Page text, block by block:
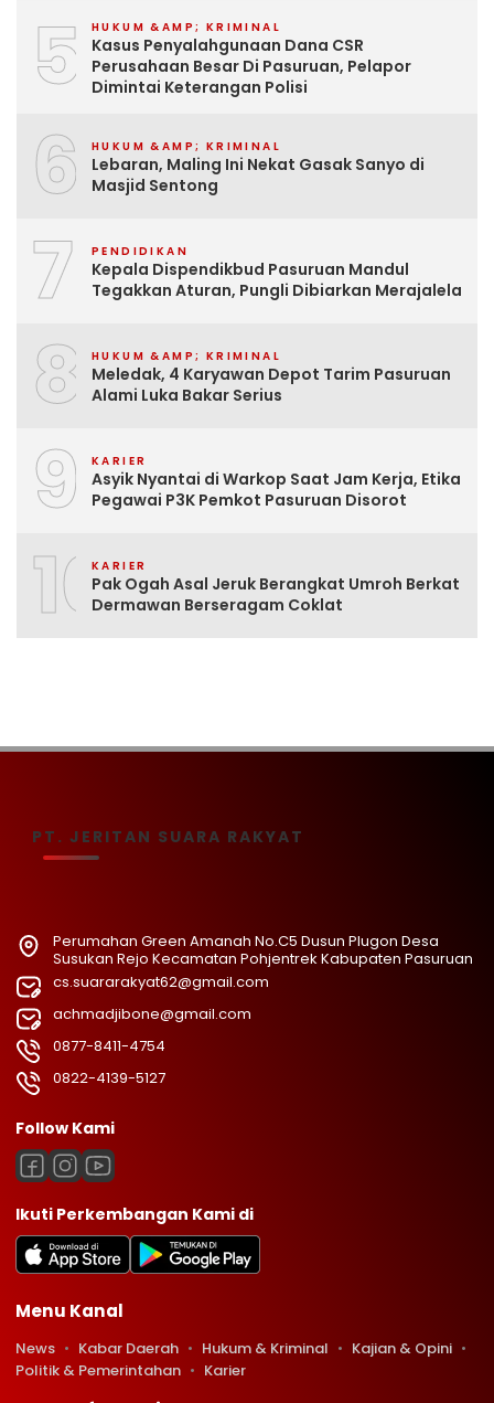
5 HUKUM &AMP; KRIMINAL
Kasus Penyalahgunaan Dana CSR
Perusahaan Besar Di Pasuruan, Pelapor
Dimintai Keterangan Polisi
6 HUKUM &AMP; KRIMINAL
Lebaran, Maling Ini Nekat Gasak Sanyo di
Masjid Sentong
7 PENDIDIKAN
Kepala Dispendikbud Pasuruan Mandul
Tegakkan Aturan, Pungli Dibiarkan Merajalela
8 HUKUM &AMP; KRIMINAL
Meledak, 4 Karyawan Depot Tarim Pasuruan
Alami Luka Bakar Serius
9 KARIER
Asyik Nyantai di Warkop Saat Jam Kerja, Etika
Pegawai P3K Pemkot Pasuruan Disorot
10KARIER
Pak Ogah Asal Jeruk Berangkat Umroh Berkat
Dermawan Berseragam Coklat
PT. JERITAN SUARA RAKYAT
Perumahan Green Amanah No.C5 Dusun Plugon Desa
Susukan Rejo Kecamatan Pohjentrek Kabupaten Pasuruan
cs.suararakyat62@gmail.com
achmadjibone@gmail.com
0877-8411-4754
0822-4139-5127
Follow Kami
Ikuti Perkembangan Kami di
Menu Kanal
News Kabar Daerah Hukum & Kriminal
Kajian & Opini
Politik & Pemerintahan
Karier